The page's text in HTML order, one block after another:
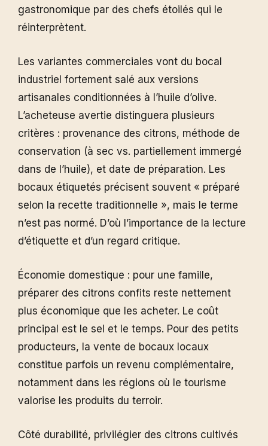
gastronomique par des chefs étoilés qui le
réinterprètent.
Les variantes commerciales vont du bocal
industriel fortement salé aux versions
artisanales conditionnées à l’huile d’olive.
L’acheteuse avertie distinguera plusieurs
critères : provenance des citrons, méthode de
conservation (à sec vs. partiellement immergé
dans de l’huile), et date de préparation. Les
bocaux étiquetés précisent souvent « préparé
selon la recette traditionnelle », mais le terme
n’est pas normé. D’où l’importance de la lecture
d’étiquette et d’un regard critique.
Économie domestique : pour une famille,
préparer des citrons confits reste nettement
plus économique que les acheter. Le coût
principal est le sel et le temps. Pour des petits
producteurs, la vente de bocaux locaux
constitue parfois un revenu complémentaire,
notamment dans les régions où le tourisme
valorise les produits du terroir.
Côté durabilité, privilégier des citrons cultivés